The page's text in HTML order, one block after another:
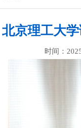
北京理工大
时间：